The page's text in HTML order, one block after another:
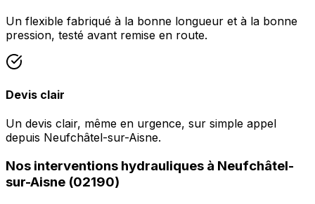
Un flexible fabriqué à la bonne longueur et à la bonne
pression, testé avant remise en route.
Devis clair
Un devis clair, même en urgence, sur simple appel
depuis Neufchâtel-sur-Aisne.
Nos interventions hydrauliques à Neufchâtel-
sur-Aisne (02190)